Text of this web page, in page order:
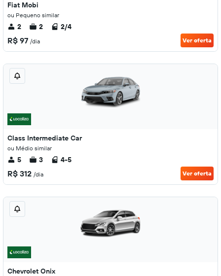
Fiat Mobi
ou Pequeno similar
2 2 2/4
R$ 97 /dia Ver oferta
Class Intermediate Car
ou Médio similar
5 3 4-5
R$ 312 /dia Ver oferta
Chevrolet Onix